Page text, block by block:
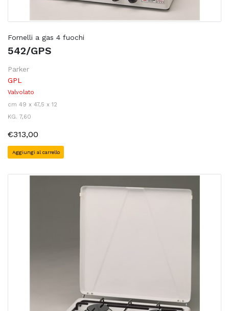
Fornelli a gas 4 fuochi
542/GPS
Parker
GPL
Valvolato
cm 49 x 47,5 x 12
KG. 7,60
€313,00
Aggiungi al carrello